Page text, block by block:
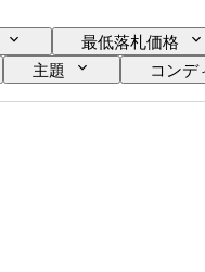
最低落札価格
主題 コンデ